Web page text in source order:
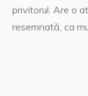
privitorul. Are o
resemnată, ca